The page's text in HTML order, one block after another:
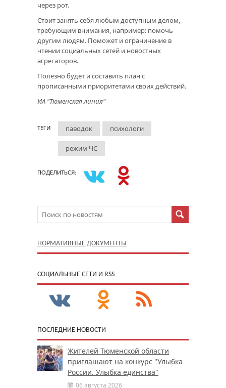
через рот.
Стоит занять себя любым доступным делом,
требующим внимания, например: помочь
другим людям. Поможет и ограничение в
чтении социальных сетей и новостных
агрегаторов.
Полезно будет и составить план с
прописанными приоритетами своих действий.
ИА "Тюменская линия"
ТЕГИ паводок психологи
режим ЧС
ПОДЕЛИТЬСЯ:
НОРМАТИВНЫЕ ДОКУМЕНТЫ
CОЦИАЛЬНЫЕ СЕТИ И RSS
ПОСЛЕДНИЕ НОВОСТИ
Жителей Тюменской области
приглашают на конкурс "Улыбка
России. Улыбка единства"
06 августа 2026